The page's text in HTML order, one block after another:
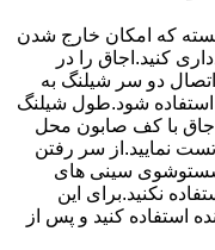
که امکان خارج شدن
کنید.اجاق را در
دو سر شیلنگ به
شود.طول شیلنگ
نصب اجاق با کف صابون محل
نمایید.از سر رفتن
شستوشوی سینی های
نکنید.برای این
استفاده کنید و پس از